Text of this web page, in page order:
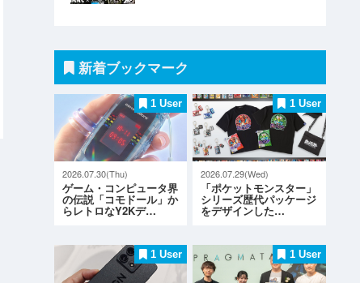
新着ブックマーク
1 User
2026.07.30(Thu)
ゲーム・コンピュータ界
の伝説「コモドール」か
らレトロなY2Kデ…
1 User
2026.07.29(Wed)
「ポケットモンスター」
シリーズ歴代パッケージ
をデザインした…
1 User 1 User